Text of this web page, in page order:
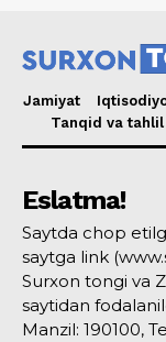
Jamiyat
Tanqid va tahlil
Eslatma!
Saytda chop
saytga link
Surxon tongi va
saytidan
Manzil: 190100,